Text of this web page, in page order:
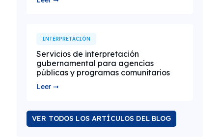
INTERPRETACIÓN
Servicios de interpretación
gubernamental para agencias
públicas y programas comunitarios
Leer ➞
VER TODOS LOS ARTÍCULOS DEL BLOG